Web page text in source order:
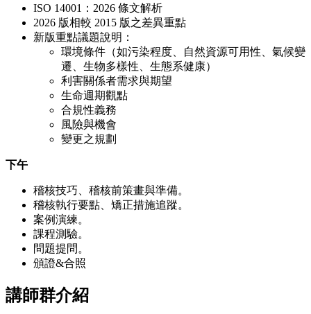
ISO 14001：2026 條文解析
2026 版相較 2015 版之差異重點
新版重點議題說明：
環境條件（如污染程度、自然資源可用性、氣候變
遷、生物多樣性、生態系健康）
利害關係者需求與期望
生命週期觀點
合規性義務
風險與機會
變更之規劃
下午
稽核技巧、稽核前策畫與準備。
稽核執行要點、矯正措施追蹤。
案例演練。
課程測驗。
問題提問。
頒證&合照
講師群介紹